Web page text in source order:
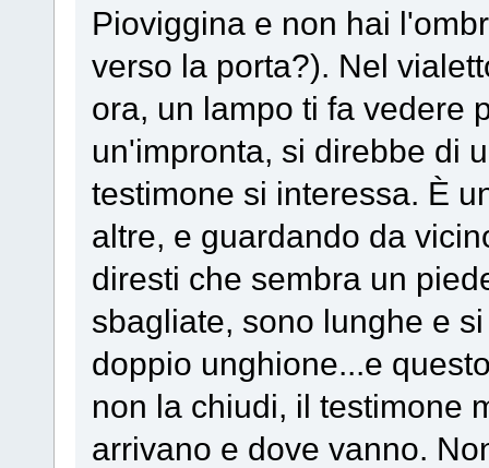
Pioviggina e non hai
verso la porta?). Nel
ora, un lampo ti fa vedere
un'impronta, si direbbe di
testimone si interessa. È
altre, e guardando da
diresti che sembra un
sbagliate, sono lunghe e
doppio unghione...e
non la chiudi, il testimone
arrivano e dove vanno.